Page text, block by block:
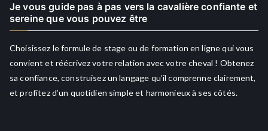
Je vous guide pas à pas vers la cavalière confiante et
sereine que vous pouvez être
Choisissez le formule de stage ou de formation en ligne qui vous
convient et réécrivez votre relation avec votre cheval ! Obtenez
sa confiance, construisez un langage qu’il comprenne clairement,
et profitez d’un quotidien simple et harmonieux à ses côtés.